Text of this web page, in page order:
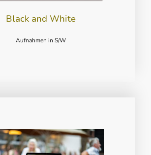
Black and White
Aufnahmen in S/W